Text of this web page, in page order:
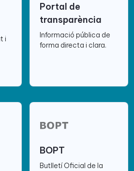
i
Portal de
transparència
Informació pública de
forma directa i clara.
BOPT
Butlletí Oficial de la